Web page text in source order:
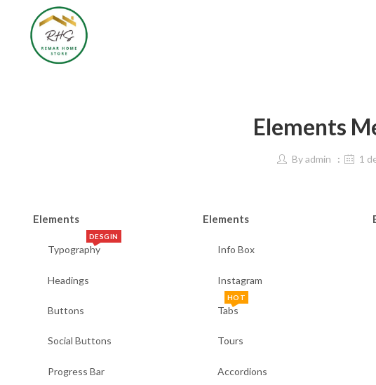
Elements
Byadmin 1
Elements
Typography
DESGIN
Headings
Buttons
Social Buttons
Progress Bar
Elements
Info Box
Instagram
Tabs
HOT
Tours
Accordions